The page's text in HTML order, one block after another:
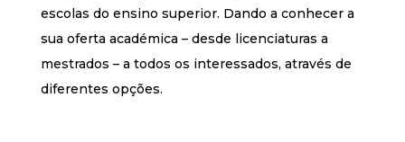
escolas do ensino superior. Dando a conhecer a
sua oferta académica – desde licenciaturas a
mestrados – a todos os interessados, através de
diferentes opções.